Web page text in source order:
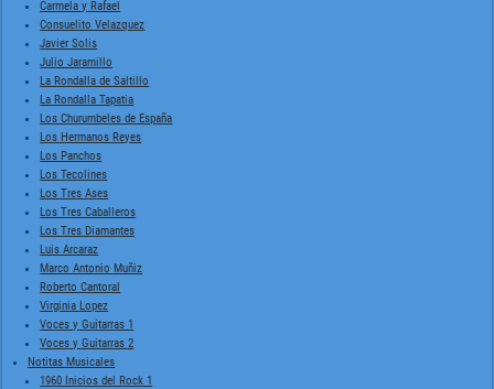
Carmela y Rafael
Consuelito Velazquez
Javier Solis
Julio Jaramillo
La Rondalla de Saltillo
La Rondalla Tapatia
Los Churumbeles de España
Los Hermanos Reyes
Los Panchos
Los Tecolines
Los Tres Ases
Los Tres Caballeros
Los Tres Diamantes
Luis Arcaraz
Marco Antonio Muñiz
Roberto Cantoral
Virginia Lopez
Voces y Guitarras 1
Voces y Guitarras 2
Notitas Musicales
1960 Inicios del Rock 1